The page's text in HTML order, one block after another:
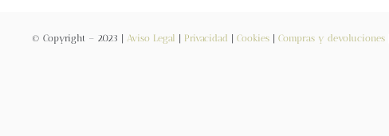
© Copyright – 2023 | Aviso Legal Privacidad Cookies| Compras y devoluciones|